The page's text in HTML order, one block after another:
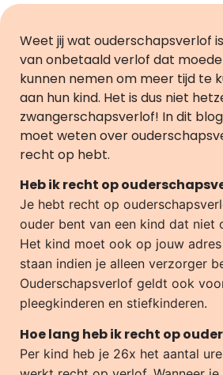
Weet jij wat ouderschapsverlof
van onbetaald verlof dat
kunnen nemen om meer tijd te
aan hun kind. Het is dus niet
zwangerschapsverlof! In dit
moet weten over
recht op hebt.
Heb ik recht op
Je hebt recht op
ouder bent van een kind dat niet
Het kind moet ook op jouw
staan indien je alleen verzorger
Ouderschapsverlof geldt ook
pleegkinderen en stiefkinderen.
Hoe lang heb ik recht op
Per kind heb je 26x het aantal